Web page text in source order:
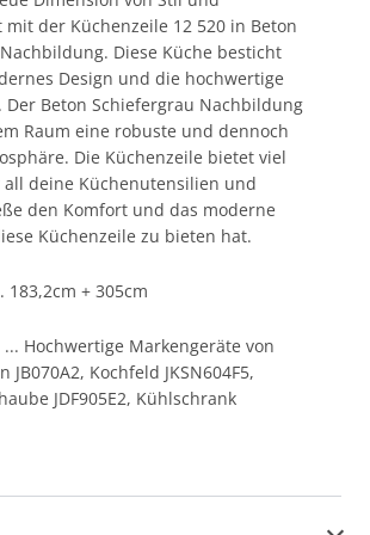
der Küchenzeile 12 520 in Beton
Diese Küche besticht
Design und die hochwertige
Der Beton Schiefergrau Nachbildung
Raum eine robuste und dennoch
Die Küchenzeile bietet viel
deine Küchenutensilien und
den Komfort und das moderne
Küchenzeile zu bieten hat.
183,2cm + 305cm
Hochwertige Markengeräte von
JB070A2, Kochfeld JKSN604F5,
JDF905E2, Kühlschrank